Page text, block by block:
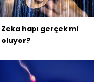
Zeka hapı gerçek mi
oluyor?